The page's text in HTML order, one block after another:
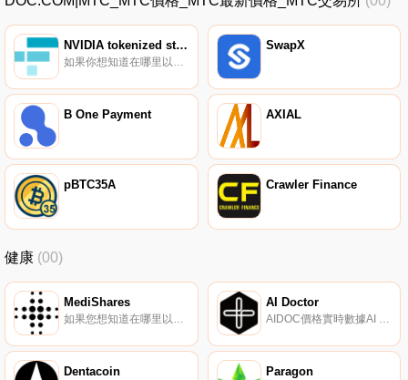
NVIDIA tokenized stock FTX SwapX
B One Payment AXIAL
pBTC35A Crawler Finance
健康 (00)
MediShares AI Doctor
Dentacoin Paragon